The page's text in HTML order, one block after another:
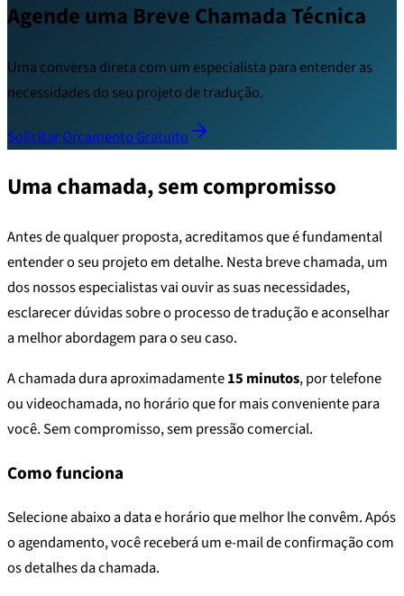
Agende uma Breve Chamada Técnica
Uma conversa direta com um especialista para entender as
necessidades do seu projeto de tradução.
Solicitar Orçamento Gratuito
Uma chamada, sem compromisso
Antes de qualquer proposta, acreditamos que é fundamental
entender o seu projeto em detalhe. Nesta breve chamada, um
dos nossos especialistas vai ouvir as suas necessidades,
esclarecer dúvidas sobre o processo de tradução e aconselhar
a melhor abordagem para o seu caso.
A chamada dura aproximadamente15 minutos, por telefone
ou videochamada, no horário que for mais conveniente para
você. Sem compromisso, sem pressão comercial.
Como funciona
Selecione abaixo a data e horário que melhor lhe convêm. Após
o agendamento, você receberá um e-mail de confirmação com
os detalhes da chamada.